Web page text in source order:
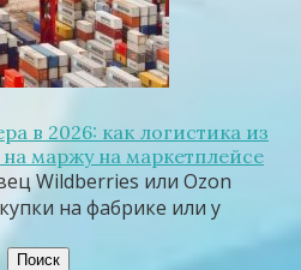
в 2026: как логистика из
маржу на маркетплейсе
Wildberries или Ozon
на фабрике или у
Поиск